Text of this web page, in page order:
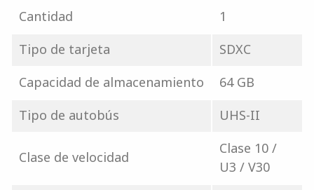
Cantidad
1
Tipo de tarjeta
SDXC
Capacidad de almacenamiento
64 GB
Tipo de autobús
UHS-II
Clase de velocidad
Clase 10 /
U3 / V30